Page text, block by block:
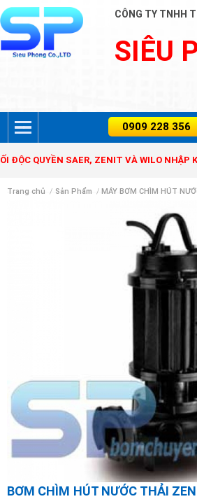
CÔNG TY TNHH
SIÊU
PHỐI ĐỘC QUYỀN SAER, ZENIT VÀ
Trang chủ / Sản Phẩm / MÁY BƠM CHÌM HÚT
BƠM CHÌM HÚT NƯỚC THẢI